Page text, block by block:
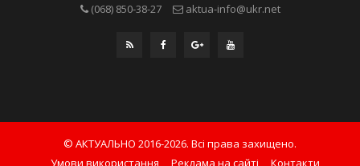
(068) 850-38-27
aktua-info@ukr.net
© АКТУАЛЬНО 2016-2026. Всі права захищено.
Умови використання
Реклама на сайті Контакти